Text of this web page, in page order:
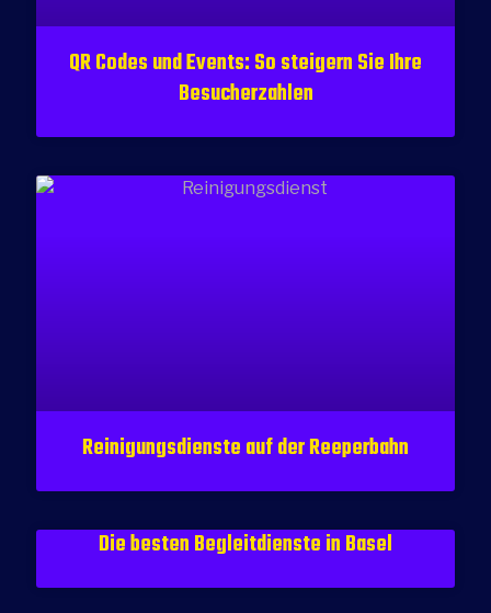
QR Codes und Events: So steigern Sie Ihre
Besucherzahlen
Reinigungsdienste auf der Reeperbahn
Die besten Begleitdienste in Basel